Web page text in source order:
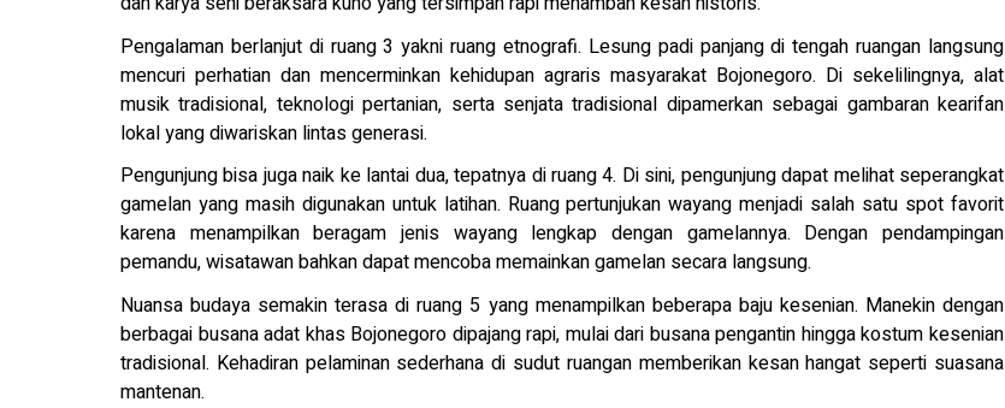
Pengalaman berlanjut di ruang 3 yakni ruang etnografi. Lesung padi panjang di tengah ruangan langsung
mencuri perhatian dan mencerminkan kehidupan agraris masyarakat Bojonegoro. Di sekelilingnya, alat
musik tradisional, teknologi pertanian, serta senjata tradisional dipamerkan sebagai gambaran kearifan
lokal yang diwariskan lintas generasi.
Pengunjung bisa juga naik ke lantai dua, tepatnya di ruang 4. Di sini, pengunjung dapat melihat seperangkat
gamelan yang masih digunakan untuk latihan. Ruang pertunjukan wayang menjadi salah satu spot favorit
karena menampilkan beragam jenis wayang lengkap dengan gamelannya. Dengan pendampingan
pemandu, wisatawan bahkan dapat mencoba memainkan gamelan secara langsung.
Nuansa budaya semakin terasa di ruang 5 yang menampilkan beberapa baju kesenian. Manekin dengan
berbagai busana adat khas Bojonegoro dipajang rapi, mulai dari busana pengantin hingga kostum kesenian
tradisional. Kehadiran pelaminan sederhana di sudut ruangan memberikan kesan hangat seperti suasana
mantenan.